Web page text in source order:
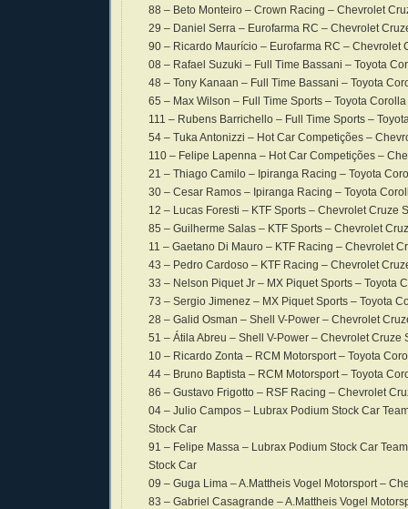
88 – Beto Monteiro – Crown Racing – Chevrolet
29 – Daniel Serra – Eurofarma RC – Chevrolet
90 – Ricardo Maurício – Eurofarma RC – Chevrolet
08 – Rafael Suzuki – Full Time Bassani – Toyota
48 – Tony Kanaan – Full Time Bassani – Toyota
65 – Max Wilson – Full Time Sports – Toyota
111 – Rubens Barrichello – Full Time Sports –
54 – Tuka Antonizzi – Hot Car Competições –
110 – Felipe Lapenna – Hot Car Competições –
21 – Thiago Camilo – Ipiranga Racing – Toyota
30 – Cesar Ramos – Ipiranga Racing – Toyota
12 – Lucas Foresti – KTF Sports – Chevrolet Cruze
85 – Guilherme Salas – KTF Sports – Chevrolet
11 – Gaetano Di Mauro – KTF Racing – Chevrolet
43 – Pedro Cardoso – KTF Racing – Chevrolet
33 – Nelson Piquet Jr – MX Piquet Sports – Toyota
73 – Sergio Jimenez – MX Piquet Sports – Toyota
28 – Galid Osman – Shell V-Power – Chevrolet
51 – Átila Abreu – Shell V-Power – Chevrolet Cruze
10 – Ricardo Zonta – RCM Motorsport – Toyota
44 – Bruno Baptista – RCM Motorsport – Toyota
86 – Gustavo Frigotto – RSF Racing – Chevrolet
04 – Julio Campos – Lubrax Podium Stock Car
Stock Car
91 – Felipe Massa – Lubrax Podium Stock Car
Stock Car
09 – Guga Lima – A.Mattheis Vogel Motorsport –
83 – Gabriel Casagrande – A.Mattheis Vogel